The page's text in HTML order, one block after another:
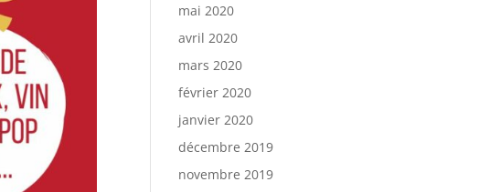
mai 2020
avril 2020
mars 2020
février 2020
janvier 2020
décembre 2019
novembre 2019